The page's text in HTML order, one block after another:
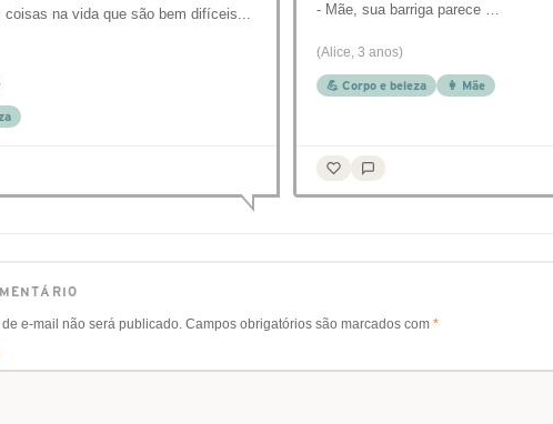
coisas na vida que são bem difíceis...
- Mãe, sua barriga parece …
(Alice, 3 anos)
💪 Corpo e beleza 👩 Mãe
e-mail não será publicado. Campos obrigatórios são marcados com *